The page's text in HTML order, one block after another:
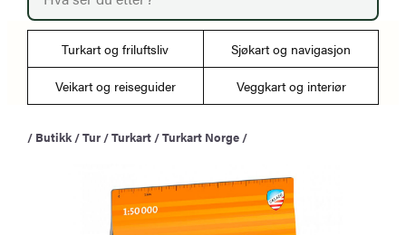
o
d
t
r
Turkart og friluftsliv Sjøkart og navigasjon
Veikart og reiseguider Veggkart og interiør
/ Butikk /Tur /Turkart /Turkart Norge /